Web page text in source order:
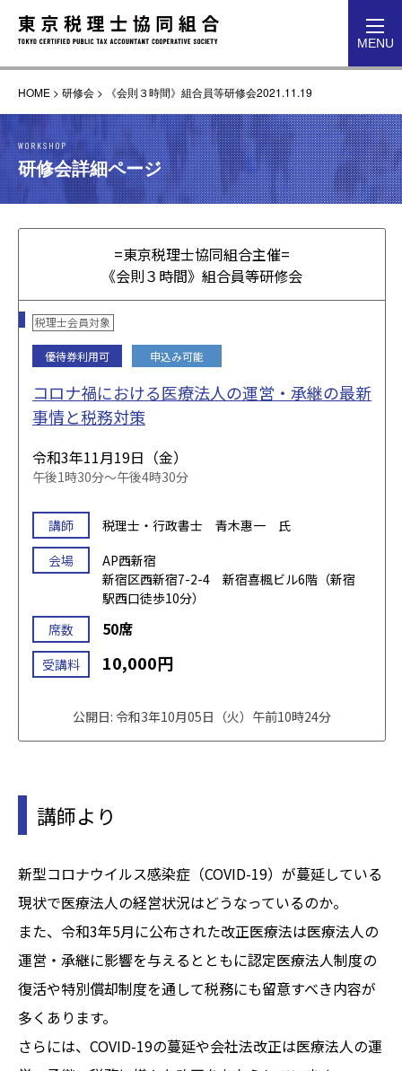
MENU
HOME > 研修会 > 《会則３時間》組合員等研修会2021.11.19
WORKSHOP
研修会詳細ページ
=東京税理士協同組合主催=
《会則３時間》組合員等研修会
税理士会員対象
優待券利用可 申込み可能
コロナ禍における医療法人の運営・承継の最新
事情と税務対策
令和3年11月19日（金）
午後1時30分～午後4時30分
講師
税理士・行政書士 青木惠一 氏
会場
AP西新宿
新宿区西新宿7-2-4 新宿喜楓ビル6階（新宿
駅西口徒歩10分）
席数
50席
受講料 10,000円
公開日: 令和3年10月05日（火）午前10時24分
講師より
新型コロナウイルス感染症（COVID-19）が蔓延している
現状で医療法人の経営状況はどうなっているのか。
また、令和3年5月に公布された改正医療法は医療法人の
運営・承継に影響を与えるとともに認定医療法人制度の
復活や特別償却制度を通して税務にも留意すべき内容が
多くあります。
さらには、COVID-19の蔓延や会社法改正は医療法人の運